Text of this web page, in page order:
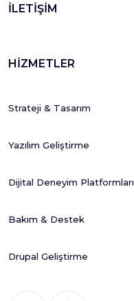
İLETİŞİM
HİZMETLER
Strateji & Tasarım
Yazılım Geliştirme
Dijital Deneyim Platformları
Bakım & Destek
Drupal Geliştirme